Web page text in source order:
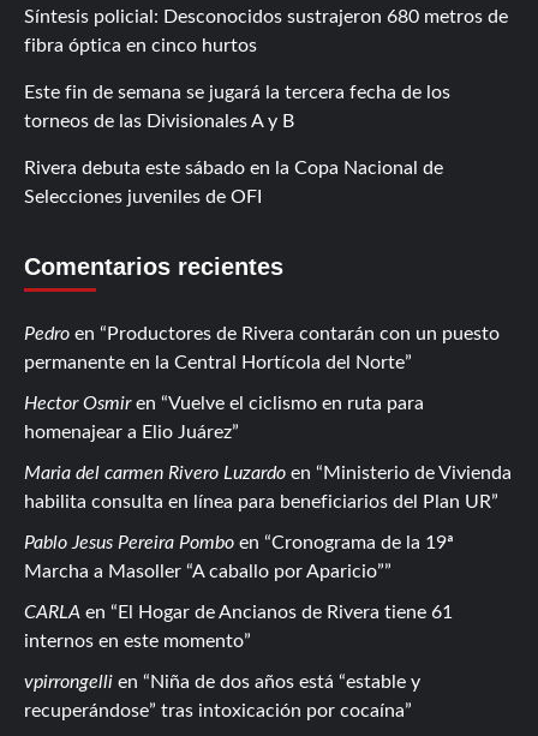
Síntesis policial: Desconocidos sustrajeron 680 metros de
fibra óptica en cinco hurtos
Este fin de semana se jugará la tercera fecha de los
torneos de las Divisionales A y B
Rivera debuta este sábado en la Copa Nacional de
Selecciones juveniles de OFI
Comentarios recientes
Pedro en
Productores de Rivera contarán con un puesto
permanente en la Central Hortícola del Norte
Hector Osmiren
Vuelve el ciclismo en ruta para
homenajear a Elio Juárez
Maria del carmen Rivero Luzardo en
Ministerio de Vivienda
habilita consulta en línea para beneficiarios del Plan UR
Pablo Jesus Pereira Pombo en
Cronograma de la 19ª
Marcha a Masoller “A caballo por Aparicio”
CARLA en
El Hogar de Ancianos de Rivera tiene 61
internos en este momento
vpirrongelli en
Niña de dos años está “estable y
recuperándose” tras intoxicación por cocaína